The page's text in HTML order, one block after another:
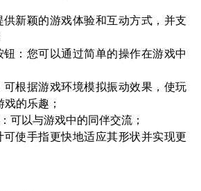
颖的游戏体验和互动方式，并支
您可以通过简单的操作在游戏中
据游戏环境模拟振动效果，使玩
的乐趣；
以与游戏中的同伴交流；
手指更快地适应其形状并实现更